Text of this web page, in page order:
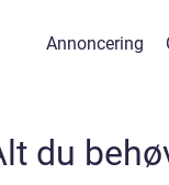
Annoncering
du